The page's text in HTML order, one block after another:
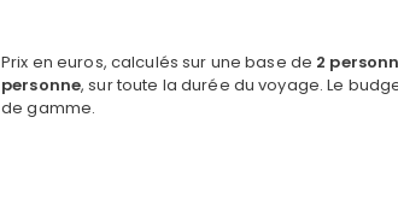
Prix en euros, calculés sur une base de 2
personne, sur toute la durée du voyage. Le
de gamme.